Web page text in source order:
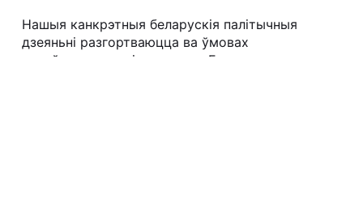
Нашыя канкрэтныя беларускія палітычныя
дзеяньні разгортваюцца ва ўмовах
напоўлегальнага існаваньня. Гэта, практычна,